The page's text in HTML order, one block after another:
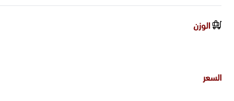
الوزن
السعر